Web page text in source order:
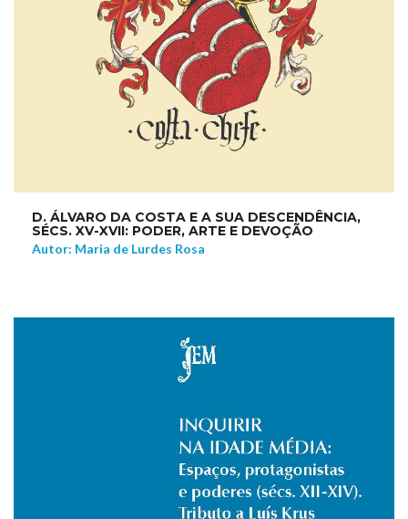
D. ÁLVARO DA COSTA E A SUA DESCENDÊNCIA,
SÉCS. XV-XVII: PODER, ARTE E DEVOÇÃO
Autor: Maria de Lurdes Rosa